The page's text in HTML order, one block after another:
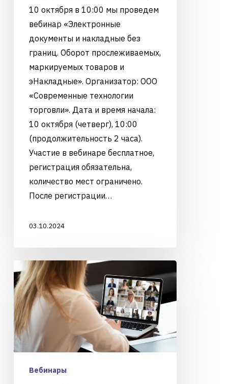
10 октября в 10:00 мы проведем
вебинар «Электронные
документы и накладные без
границ. Оборот прослеживаемых,
маркируемых товаров и
эНакладные». Организатор: ООО
«Современные технологии
торговли». Дата и время начала:
10 октября (четверг), 10:00
(продолжительность 2 часа).
Участие в вебинаре бесплатное,
регистрация обязательна,
количество мест ограничено.
После регистрации…
03.10.2024
Вебинары